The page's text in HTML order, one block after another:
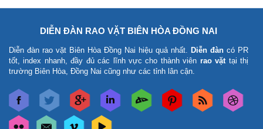
DIỄN ĐÀN RAO VẶT BIÊN HÒA ĐỒNG NAI
Diễn đàn rao vặt Biên Hòa Đồng Nai hiệu quả nhất. Diễn đàn có PR
tốt, index nhanh, đầy đủ các lĩnh vực cho thành viên rao vặttại thị
trường Biên Hòa, Đồng Nai cũng như các tỉnh lân cận.